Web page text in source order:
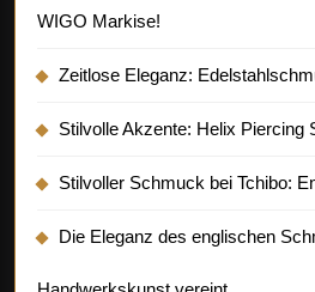
WIGO Markise!
Zeitlose Eleganz:
Stilvolle Akzente: Helix Piercing
Stilvoller Schmuck bei Tchibo:
Die Eleganz des englischen